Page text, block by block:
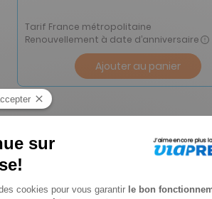
Tarif France métropolitaine
Renouvellement à date d’anniversaire
Ajouter au panier
ℹ️Note : les codes promotionnels